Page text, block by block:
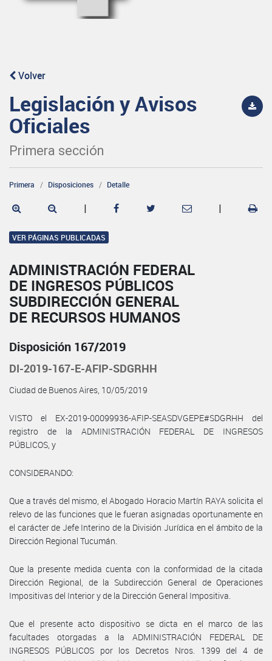
Volver
Legislación y Avisos
Oficiales
Primera sección
Primera Disposiciones Detalle
| |
VER PÁGINAS PUBLICADAS
ADMINISTRACIÓN FEDERAL
DE INGRESOS PÚBLICOS
SUBDIRECCIÓN GENERAL
DE RECURSOS HUMANOS
Disposición 167/2019
DI-2019-167-E-AFIP-SDGRHH
Ciudad de Buenos Aires, 10/05/2019
VISTO el EX-2019-00099936-AFIP-SEASDVGEPE#SDGRHH del
registro de la ADMINISTRACIÓN FEDERAL DE INGRESOS
PÚBLICOS, y
CONSIDERANDO:
Que a través del mismo, el Abogado Horacio Martín RAYA solicita el
relevo de las funciones que le fueran asignadas oportunamente en
el carácter de Jefe Interino de la División Jurídica en el ámbito de la
Dirección Regional Tucumán.
Que la presente medida cuenta con la conformidad de la citada
Dirección Regional, de la Subdirección General de Operaciones
Impositivas del Interior y de la Dirección General Impositiva.
Que el presente acto dispositivo se dicta en el marco de las
facultades otorgadas a la ADMINISTRACIÓN FEDERAL DE
INGRESOS PÚBLICOS por los Decretos Nros. 1399 del 4 de